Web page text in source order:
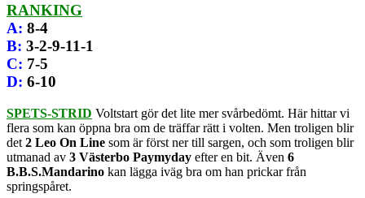
RANKING
A: 8-4
B: 3-2-9-11-1
C: 7-5
D: 6-10
SPETS-STRID Voltstart gör det lite mer svårbedömt. Här hittar vi
flera som kan öppna bra om de träffar rätt i volten. Men troligen blir
det 2 Leo On Line som är först ner till sargen, och som troligen blir
utmanad av 3 Västerbo Paymyday efter en bit. Även 6
B.B.S.Mandarino kan lägga iväg bra om han prickar från
springspåret.